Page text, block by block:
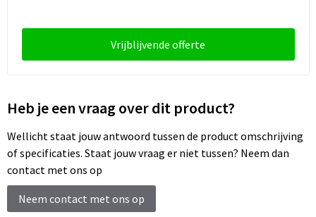
Strandtassen
Tablettassen
Toilettassen
Trolleys
Vrijblijvende offerte
Heb je een vraag over dit product?
Wellicht staat jouw antwoord tussen de product omschrijving
of specificaties. Staat jouw vraag er niet tussen? Neem dan
contact met ons op
Neem contact met ons op